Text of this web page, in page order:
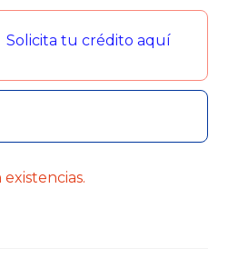
Solicita tu crédito aquí